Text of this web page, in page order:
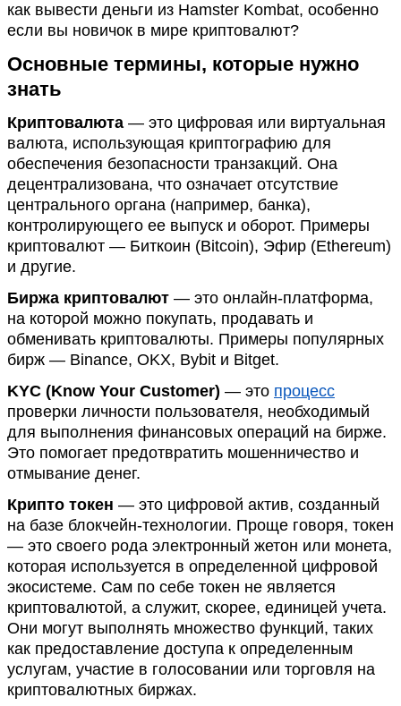
как вывести деньги из Hamster Kombat, особенно
если вы новичок в мире криптовалют?
Основные термины, которые нужно
знать
Криптовалюта — это цифровая или виртуальная
валюта, использующая криптографию для
обеспечения безопасности транзакций. Она
децентрализована, что означает отсутствие
центрального органа (например, банка),
контролирующего ее выпуск и оборот. Примеры
криптовалют — Биткоин (Bitcoin), Эфир (Ethereum)
и другие.
Биржа криптовалют — это онлайн-платформа,
на которой можно покупать, продавать и
обменивать криптовалюты. Примеры популярных
бирж — Binance, OKX, Bybit и Bitget.
KYC (Know Your Customer) — это процесс
проверки личности пользователя, необходимый
для выполнения финансовых операций на бирже.
Это помогает предотвратить мошенничество и
отмывание денег.
Крипто токен — это цифровой актив, созданный
на базе блокчейн-технологии. Проще говоря, токен
— это своего рода электронный жетон или монета,
которая используется в определенной цифровой
экосистеме. Сам по себе токен не является
криптовалютой, а служит, скорее, единицей учета.
Они могут выполнять множество функций, таких
как предоставление доступа к определенным
услугам, участие в голосовании или торговля на
криптовалютных биржах.